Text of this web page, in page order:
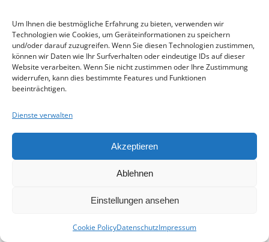
Um Ihnen die bestmögliche Erfahrung zu bieten, verwenden wir
Technologien wie Cookies, um Geräteinformationen zu speichern
und/oder darauf zuzugreifen. Wenn Sie diesen Technologien zustimmen,
können wir Daten wie Ihr Surfverhalten oder eindeutige IDs auf dieser
Website verarbeiten. Wenn Sie nicht zustimmen oder Ihre Zustimmung
widerrufen, kann dies bestimmte Features und Funktionen
beeinträchtigen.
Dienste verwalten
Akzeptieren
Ablehnen
Einstellungen ansehen
Cookie PolicyDatenschutzImpressum
© 2026 - Heimat- und Familienforschung
Niederbayern e. V.